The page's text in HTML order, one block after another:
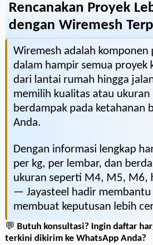
Rencanakan Proyek
dengan Wiremesh
Wiremesh adalah komponen
dalam hampir semua proyek
dari lantai rumah hingga
memilih kualitas atau ukuran
berdampak pada ketahanan
Anda.
Dengan informasi lengkap
per kg, per lembar, dan
ukuran seperti M4, M5, M6,
— Jayasteel hadir membantu
membuat keputusan lebih
💬 Butuh konsultasi? Ingin daftar
terkini dikirim ke WhatsApp Anda?